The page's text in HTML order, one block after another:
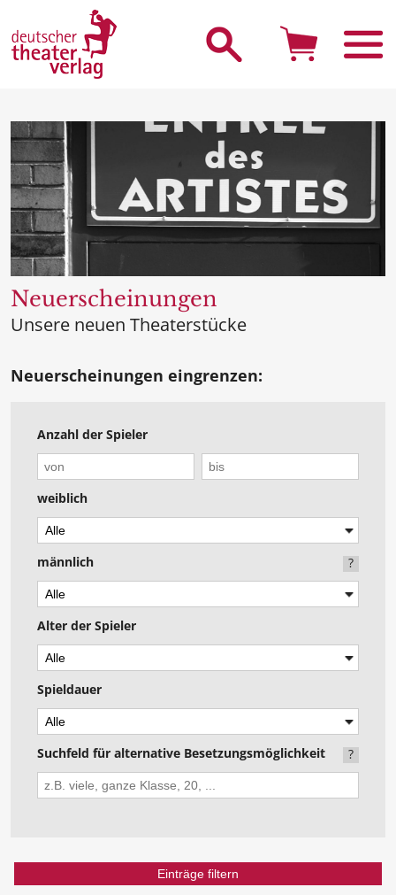
Neuerscheinungen
Unsere neuen Theaterstücke
Neuerscheinungen eingrenzen:
Anzahl der Spieler
weiblich
?
männlich
Alter der Spieler
Spieldauer
?
Suchfeld für alternative Besetzungsmöglichkeit